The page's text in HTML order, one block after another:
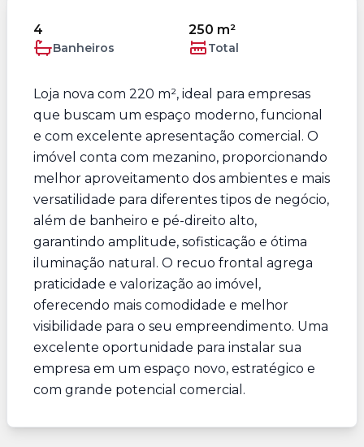
4
Banheiros
250 m²
Total
Loja nova com 220 m², ideal para empresas
que buscam um espaço moderno, funcional
e com excelente apresentação comercial. O
imóvel conta com mezanino, proporcionando
melhor aproveitamento dos ambientes e mais
versatilidade para diferentes tipos de negócio,
além de banheiro e pé-direito alto,
garantindo amplitude, sofisticação e ótima
iluminação natural. O recuo frontal agrega
praticidade e valorização ao imóvel,
oferecendo mais comodidade e melhor
visibilidade para o seu empreendimento. Uma
excelente oportunidade para instalar sua
empresa em um espaço novo, estratégico e
com grande potencial comercial.